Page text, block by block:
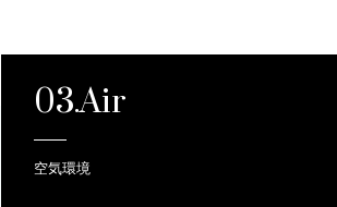
03.Air
空気環境